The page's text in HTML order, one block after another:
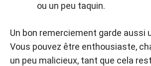
ou un peu taquin.
Un bon remerciement garde aussi
Vous pouvez être enthousiaste,
un peu malicieux, tant que cela